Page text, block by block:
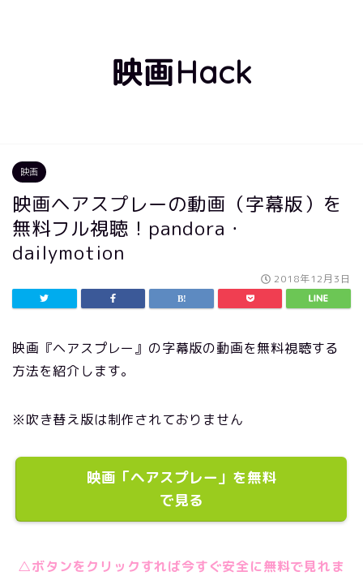
映画Hack
映画
映画ヘアスプレーの動画（字幕版）を
無料フル視聴！pandora・
dailymotion
2018年12月3日
映画『ヘアスプレー』の字幕版の動画を無料視聴する
方法を紹介します。
※吹き替え版は制作されておりません
映画「ヘアスプレー」を無料
で見る
△ボタンをクリックすれば今すぐ安全に無料で見れま